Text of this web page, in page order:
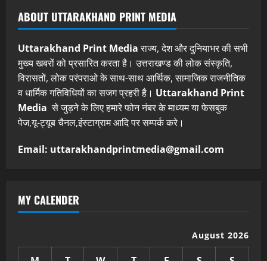
ABOUT UTTARAKHAND PRINT MEDIA
Uttarakhand Print Mediaराज्य, देश और दुनियाभर की सभी
मुख्य खबरों को प्रसारित करता है। उत्तराखण्ड की लोक संस्कृति,
विरासतों, लोक परंपराओ के साथ-साथ आर्थिक, सामाजिक राजनीतिक
व धार्मिक गतिविधियों का सजग प्रहरी है। Uttarakhand Print
Media से जुड़ने के लिए हमारे फोन नंबर के माध्यम या फेसबुक
पेज,यू-ट्यूब चैनल,इंस्टाग्राम आदि पर सम्पर्क करे।
Email: uttarakhandprintmedia@gmail.com
MY CALENDER
August 2026